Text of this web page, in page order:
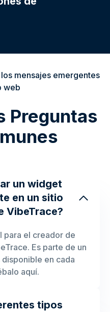
mensajes emergentes
web
Preguntas
un widget
en un sitio
VibeTrace?
para el creador de
Es parte de un
en cada
aquí.
tipos